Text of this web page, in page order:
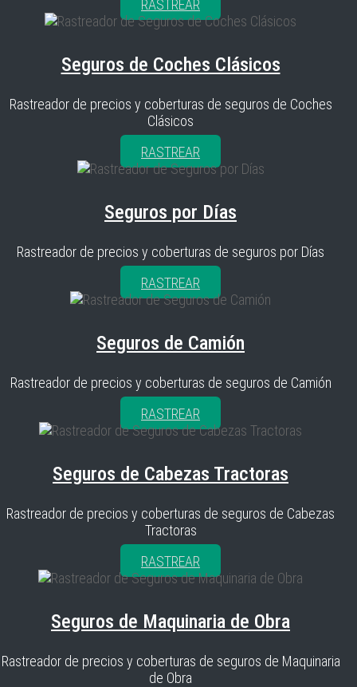
RASTREAR
Seguros de Coches Clásicos
Rastreador de precios y coberturas de seguros de Coches
Clásicos
RASTREAR
Seguros por Días
Rastreador de precios y coberturas de seguros por Días
RASTREAR
Seguros de Camión
Rastreador de precios y coberturas de seguros de Camión
RASTREAR
Seguros de Cabezas Tractoras
Rastreador de precios y coberturas de seguros de Cabezas
Tractoras
RASTREAR
Seguros de Maquinaria de Obra
Rastreador de precios y coberturas de seguros de Maquinaria
de Obra